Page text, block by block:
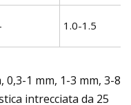
1.0-1.5
0,3-1 mm, 1-3 mm, 3-8
intrecciata da 25